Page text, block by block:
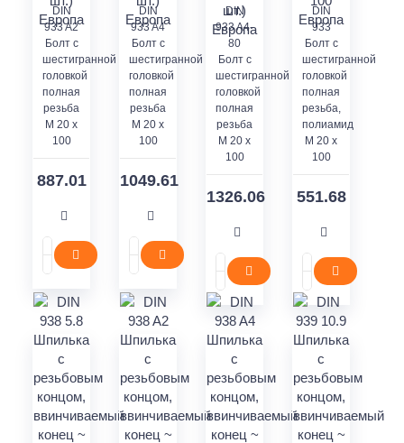
DIN
933 A2
Болт с
шестигранной
головкой
полная
резьба
M 20 x
100
887.01
DIN
933 A4
Болт с
шестигранной
головкой
полная
резьба
M 20 x
100
1049.61
DIN
933 A4-
80
Болт с
шестигранной
головкой
полная
резьба
M 20 x
100
1326.06
DIN
933
Болт с
шестигранной
головкой
полная
резьба,
полиамид
M 20 x
100
551.68